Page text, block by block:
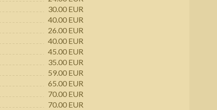
30.00 EUR
40.00 EUR
26.00 EUR
40.00 EUR
45.00 EUR
35.00 EUR
59.00 EUR
65.00 EUR
70.00 EUR
70.00 EUR